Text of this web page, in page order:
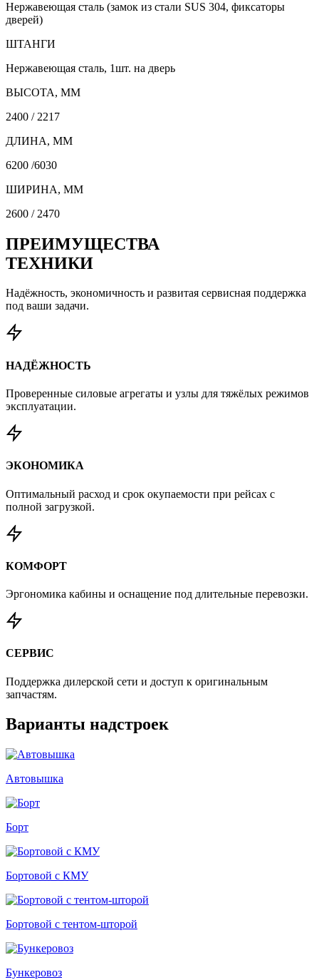
Нержавеющая сталь (замок из стали SUS 304, фиксаторы
дверей)
ШТАНГИ
Нержавеющая сталь, 1шт. на дверь
ВЫСОТА, ММ
2400 / 2217
ДЛИНА, ММ
6200 /6030
ШИРИНА, ММ
2600 / 2470
ПРЕИМУЩЕСТВА
ТЕХНИКИ
Надёжность, экономичность и развитая сервисная поддержка
под ваши задачи.
НАДЁЖНОСТЬ
Проверенные силовые агрегаты и узлы для тяжёлых режимов
эксплуатации.
ЭКОНОМИКА
Оптимальный расход и срок окупаемости при рейсах с
полной загрузкой.
КОМФОРТ
Эргономика кабины и оснащение под длительные перевозки.
СЕРВИС
Поддержка дилерской сети и доступ к оригинальным
запчастям.
Варианты надстроек
Автовышка
Борт
Бортовой с КМУ
Бортовой с тентом-шторой
Бункеровоз